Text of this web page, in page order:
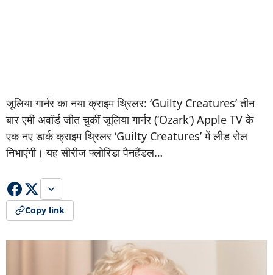
जूलिया गार्नर का नया क्राइम थ्रिलर: ‘Guilty Creatures’ तीन
बार एमी अवॉर्ड जीत चुकीं जूलिया गार्नर (‘Ozark’) Apple TV के
एक नए डार्क क्राइम थ्रिलर ‘Guilty Creatures’ में लीड रोल
निभाएंगी। यह सीरीज फ्लोरिडा पैनहैंडल…
Copy link